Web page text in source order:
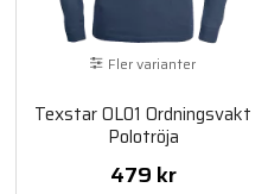
Fler varianter
Texstar OL01 Ordningsvakt
Polotröja
479 kr